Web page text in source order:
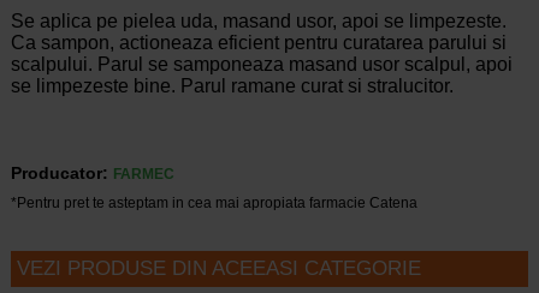
Se aplica pe pielea uda, masand usor, apoi se limpezeste.
Ca sampon, actioneaza eficient pentru curatarea parului si
scalpului. Parul se samponeaza masand usor scalpul, apoi
se limpezeste bine. Parul ramane curat si stralucitor.
Producator:
FARMEC
*Pentru pret te asteptam in cea mai apropiata farmacie Catena
VEZI PRODUSE DIN ACEEASI CATEGORIE